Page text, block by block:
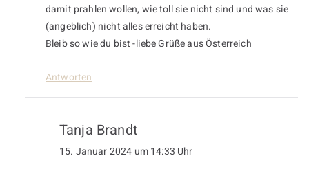
damit prahlen wollen, wie toll sie nicht sind und was sie
(angeblich) nicht alles erreicht haben.
Bleib so wie du bist -liebe Grüße aus Österreich
Antworten
Tanja Brandt
15. Januar 2024 um 14:33 Uhr